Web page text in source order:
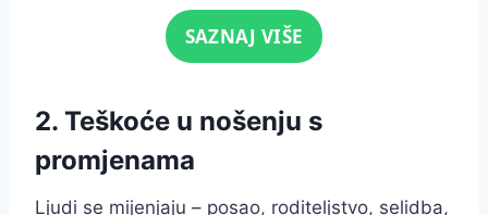
Click for soundSAZNAJ VIŠE
2. Teškoće u nošenju s
promjenama
Ljudi se mijenjaju – posao, roditeljstvo, selidba,